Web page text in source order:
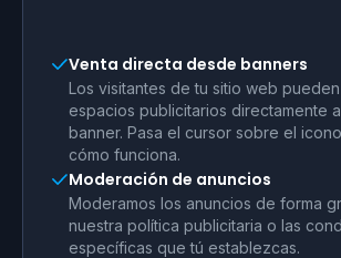
Venta directa desde banners
Los visitantes de tu sitio web
espacios publicitarios directamente
banner. Pasa el cursor sobre el
cómo funciona.
Moderación de anuncios
Moderamos los anuncios de forma
nuestra política publicitaria o las
específicas que tú establezcas.